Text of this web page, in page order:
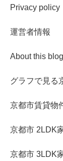
Privacy policy
運営者情報
About this blog
グラフで見る
京都市賃貸物
京都市 2LDK
京都市 3LDK